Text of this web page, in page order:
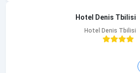
Hotel Denis Tbilisi
Hotel Denis Tbilisi